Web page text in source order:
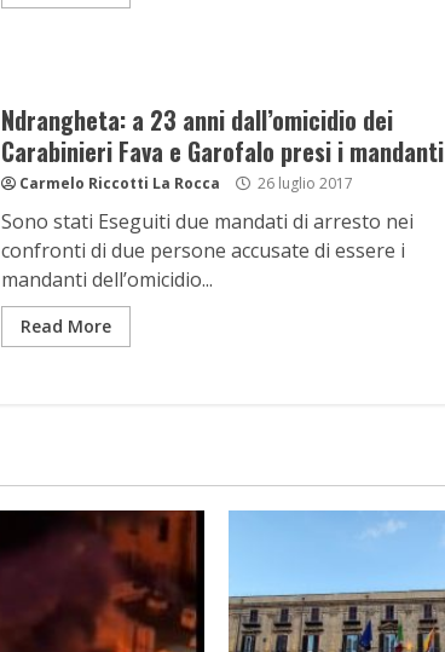
Ndrangheta: a 23 anni dall’omicidio dei
Carabinieri Fava e Garofalo presi i mandanti
Carmelo Riccotti La Rocca 26 luglio 2017
Sono stati Eseguiti due mandati di arresto nei
confronti di due persone accusate di essere i
mandanti dell’omicidio...
Read More